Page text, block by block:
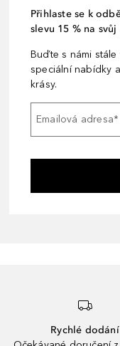
Přihlaste se k
slevu 15 % na
Buďte s námi
speciální nabídky
krásy.
Emailová adresa*
Rychlé dodání